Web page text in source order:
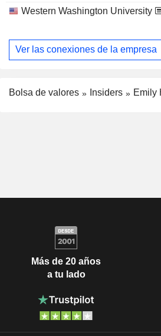
Western Washington University
Ver las conexiones de la empresa
Bolsa de valores Insiders Emily
Más de 20 años
a tu lado